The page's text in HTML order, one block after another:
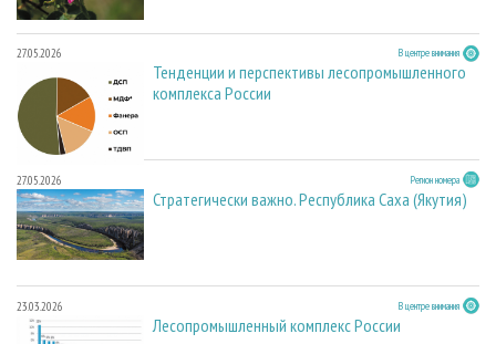
27.05.2026 В центре внимания
Тенденции и перспективы лесопромышленного
комплекса России
27.05.2026 Регион номера
Стратегически важно. Республика Саха (Якутия)
23.03.2026 В центре внимания
Лесопромышленный комплекс России